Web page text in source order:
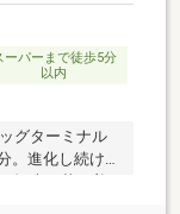
ーパーまで徒歩5分
以内
グターミナル
。進化し続ける